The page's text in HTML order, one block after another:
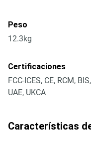
Peso
12.3kg
Certificaciones
FCC-ICES, CE, RCM,
UAE, UKCA
Características